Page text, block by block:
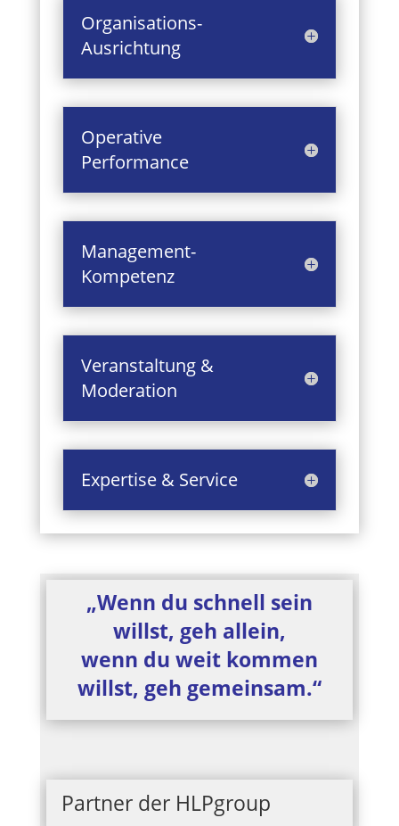
Organisations-
Ausrichtung
Operative
Performance
Management-
Kompetenz
Veranstaltung &
Moderation
Expertise & Service
„Wenn du schnell sein
willst, geh allein,
wenn du weit kommen
willst, geh gemeinsam.“
Partner der HLPgroup